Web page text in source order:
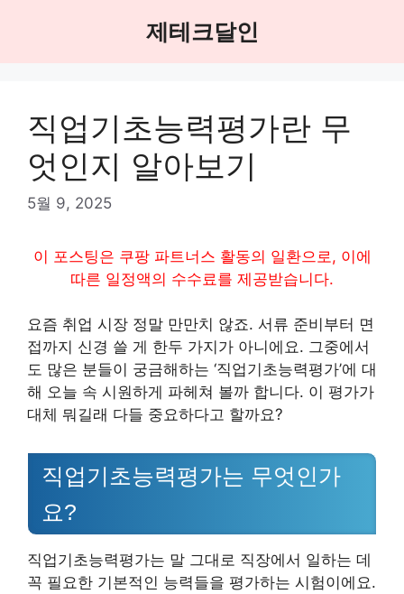
제테크달인
직업기초능력평가란 무
엇인지 알아보기
5월 9, 2025
이 포스팅은 쿠팡 파트너스 활동의 일환으로, 이에
따른 일정액의 수수료를 제공받습니다.
요즘 취업 시장 정말 만만치 않죠. 서류 준비부터 면
접까지 신경 쓸 게 한두 가지가 아니에요. 그중에서
도 많은 분들이 궁금해하는 ‘직업기초능력평가’에 대
해 오늘 속 시원하게 파헤쳐 볼까 합니다. 이 평가가
대체 뭐길래 다들 중요하다고 할까요?
직업기초능력평가는 무엇인가
요?
직업기초능력평가는 말 그대로 직장에서 일하는 데
꼭 필요한 기본적인 능력들을 평가하는 시험이에요.